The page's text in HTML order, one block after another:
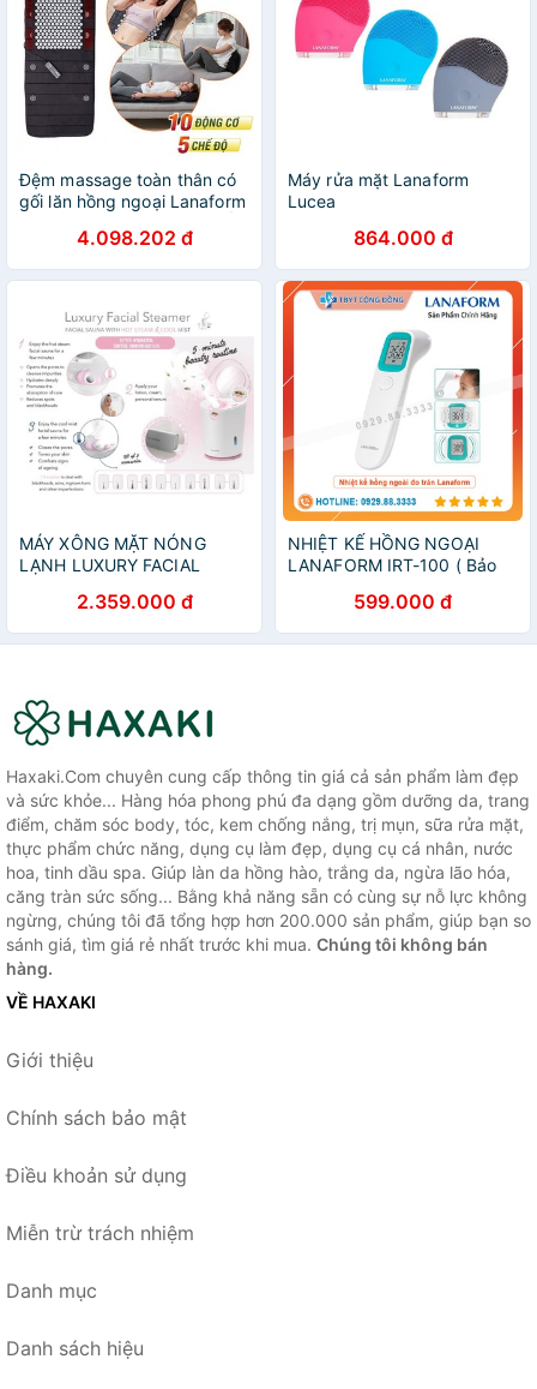
Đệm massage toàn thân có
gối lăn hồng ngoại Lanaform
4.098.202 đ
Máy rửa mặt Lanaform
Lucea
864.000 đ
MÁY XÔNG MẶT NÓNG
LẠNH LUXURY FACIAL
2.359.000 đ
NHIỆT KẾ HỒNG NGOẠI
LANAFORM IRT-100 ( Bảo
599.000 đ
Haxaki.Com chuyên cung cấp thông tin giá cả sản phẩm làm đẹp
và sức khỏe... Hàng hóa phong phú đa dạng gồm dưỡng da, trang
điểm, chăm sóc body, tóc, kem chống nắng, trị mụn, sữa rửa mặt,
thực phẩm chức năng, dụng cụ làm đẹp, dụng cụ cá nhân, nước
hoa, tinh dầu spa. Giúp làn da hồng hào, trắng da, ngừa lão hóa,
căng tràn sức sống... Bằng khả năng sẵn có cùng sự nỗ lực không
ngừng, chúng tôi đã tổng hợp hơn 200.000 sản phẩm, giúp bạn so
sánh giá, tìm giá rẻ nhất trước khi mua. Chúng tôi không bán
hàng.
VỀ HAXAKI
Giới thiệu
Chính sách bảo mật
Điều khoản sử dụng
Miễn trừ trách nhiệm
Danh mục
Danh sách hiệu